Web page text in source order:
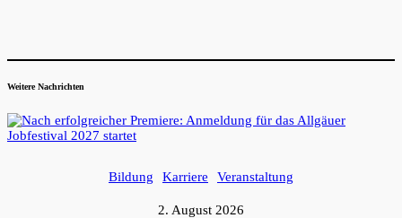
Weitere Nachrichten
Bildung Karriere Veranstaltung
2. August 2026